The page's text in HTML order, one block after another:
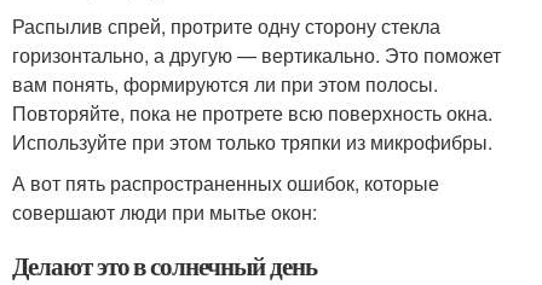
Распылив спрей, протрите одну сторону стекла
горизонтально, а другую — вертикально. Это поможет
вам понять, формируются ли при этом полосы.
Повторяйте, пока не протрете всю поверхность окна.
Используйте при этом только тряпки из микрофибры.
А вот пять распространенных ошибок, которые
совершают люди при мытье окон:
Делают это в солнечный день